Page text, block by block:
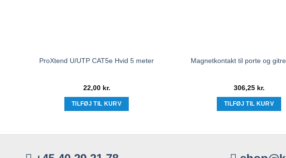
ProXtend U/UTP CAT5e Hvid 5 meter
22,00 kr.
TILFØJ TIL KURV
Magnetkontakt til porte og
306,25 kr.
TILFØJ TIL KURV